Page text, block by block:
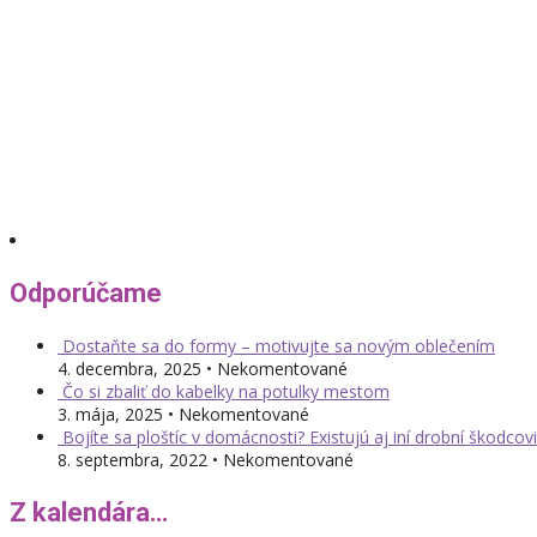
Odporúčame
Dostaňte sa do formy – motivujte sa novým oblečením
4. decembra, 2025 • Nekomentované
Čo si zbaliť do kabelky na potulky mestom
3. mája, 2025 • Nekomentované
Bojíte sa ploštíc v domácnosti? Existujú aj iní drobní
8. septembra, 2022 • Nekomentované
Z kalendára…